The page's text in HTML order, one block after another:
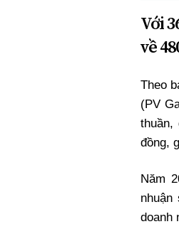
Với
về
Theo
(PV
đồng,
Năm
doanh